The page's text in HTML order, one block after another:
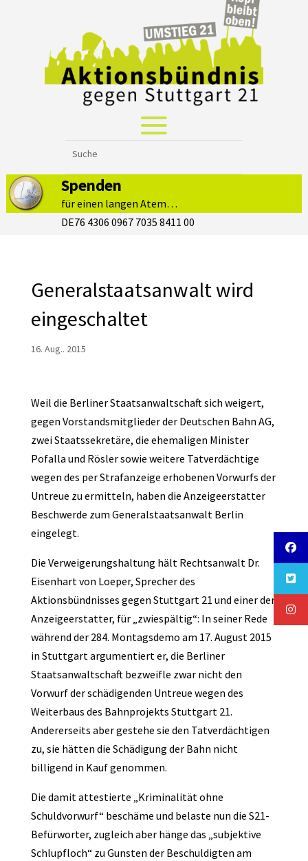
Spenden
für einen langen Atem…
DE76 4306 0967 7035 8411 00
Generalstaatsanwalt wird
eingeschaltet
16. Aug.. 2015
Weil die Berliner Staatsanwaltschaft sich weigert,
gegen Vorstandsmitglieder der Deutschen Bahn AG,
zwei Staatssekretäre, die ehemaligen Minister
Pofalla und Rösler sowie weitere Tatverdächtige
wegen des per Strafanzeige erhobenen Vorwurfs der
Untreue zu ermitteln, haben die Anzeigeerstatter
Beschwerde zum Generalstaatsanwalt Berlin
eingelegt.
Die Verweigerungshaltung hält Rechtsanwalt Dr.
Eisenhart von Loeper, Sprecher des
Aktionsbündnisses gegen Stuttgart 21 und einer der
Anzeigeerstatter, für „zwiespältig“: In seiner Rede
während der 284. Montagsdemo am 17. August 2015
in Stuttgart argumentiert er, die Berliner
Staatsanwaltschaft bezweifle zwar nicht den
Vorwurf der schädigenden Untreue wegen des
Weiterbaus des Bahnprojekts Stuttgart 21.
Andererseits aber gestehe sie den Tatverdächtigen
zu, sie hätten die Schädigung der Bahn nicht
billigend in Kauf genommen.
Die damit attestierte „Kriminalität ohne
Schuldvorwurf“ beschäme und belaste nun die S21-
Befürworter, zugleich aber hänge das „subjektive
Schlupfloch“ zu Gunsten der Beschuldigten am